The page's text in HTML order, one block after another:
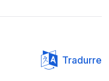
Tradurre